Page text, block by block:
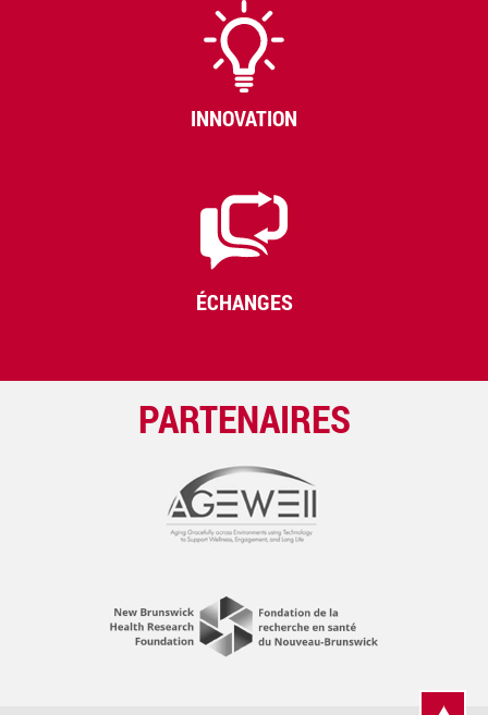
INNOVATION
ÉCHANGES
PARTENAIRES